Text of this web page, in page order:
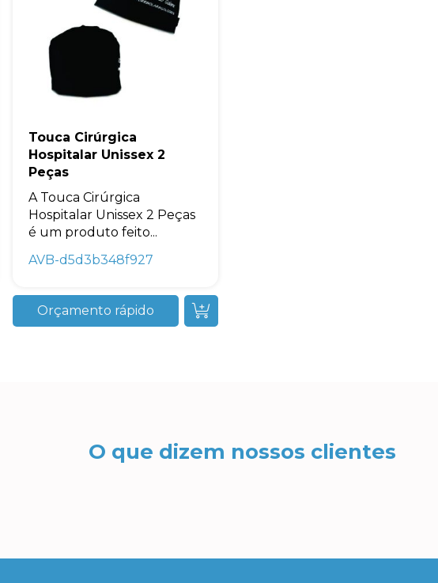
Touca Cirúrgica
Hospitalar Unissex 2
Peças
A Touca Cirúrgica
Hospitalar Unissex 2 Peças
é um produto feito...
AVB-d5d3b348f927
Orçamento rápido
O que dizem nossos clientes
momento.